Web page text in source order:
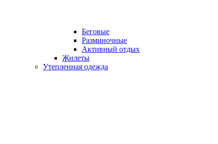
Беговые
Разминочные
Активный отдых
Жилеты
Утепленная одежда